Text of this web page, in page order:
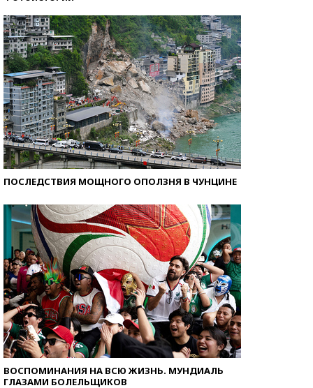
ПОСЛЕДСТВИЯ МОЩНОГО ОПОЛЗНЯ В ЧУНЦИНЕ
ВОСПОМИНАНИЯ НА ВСЮ ЖИЗНЬ. МУНДИАЛЬ
ГЛАЗАМИ БОЛЕЛЬЩИКОВ